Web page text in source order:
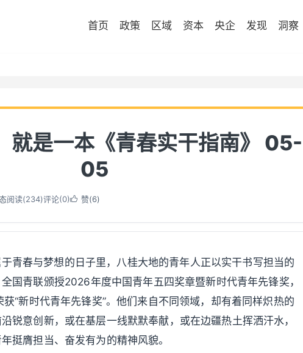
首页 政策 区域 资本 央企 发现 洞察
就是一本《青春实干指南》 05-
05
阅读(235)评论(0) 赞(6)
青春与梦想的日子里，八桂大地的青年人正以实干书写担当的
国青联颁授2026年度中国青年五四奖章暨新时代青年先锋奖，
“新时代青年先锋奖”。他们来自不同领域，却有着同样炽热的
意创新，或在基层一线默默奉献，或在边疆热土挥洒汗水，
挺膺担当、奋发有为的精神风貌。